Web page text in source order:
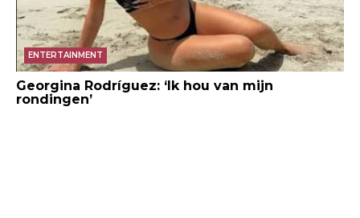
ENTERTAINMENT
Georgina Rodríguez: ‘Ik hou van mijn
rondingen’